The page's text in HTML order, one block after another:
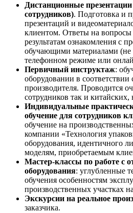
Дистанционные
сотрудников). Подготовка и
презентаций и
клиентом. Ответы на вопросы
результатам ознакомления с
обучающими материалами (не
телефонном режиме или
Первичный инструктаж:
оборудовании в
производителя. Проводится
сотрудников так и
Индивидуальные
обучение для сотрудников
обучение на
компании «Технология
оборудования, идентичного
моделям, приобретаемым
Мастер-классы по работе с
оборудования: углубленные
обучения особенностям
производственных участках
Экскурсии на реальное
заказчика.